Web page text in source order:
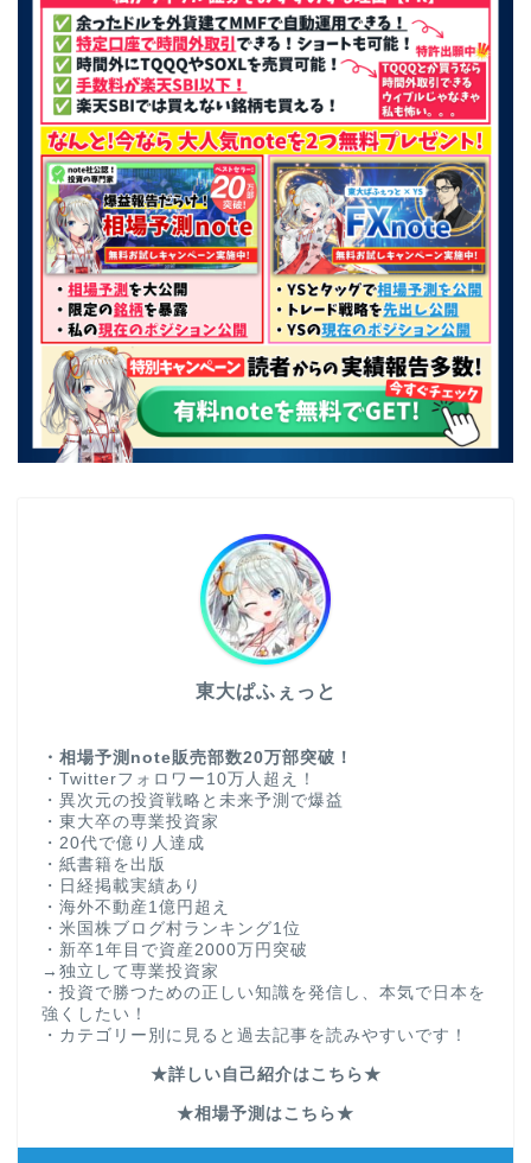
東大ぱふぇっと
・相場予測note販売部数20万部突破！
・Twitterフォロワー10万人超え！
・異次元の投資戦略と未来予測で爆益
・東大卒の専業投資家
・20代で億り人達成
・紙書籍を出版
・日経掲載実績あり
・海外不動産1億円超え
・米国株ブログ村ランキング1位
・新卒1年目で資産2000万円突破
→独立して専業投資家
・投資で勝つための正しい知識を発信し、本気で日本を
強くしたい！
・カテゴリー別に見ると過去記事を読みやすいです！
★詳しい自己紹介はこちら★
★相場予測はこちら★